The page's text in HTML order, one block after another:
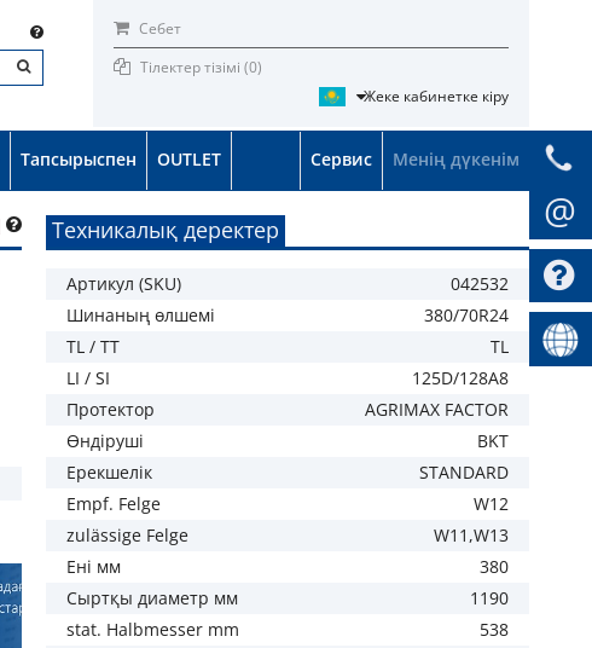
Себет
Тілектер тізімі (0)
Жеке кабинетке кіру
Тапсырыспен OUTLET Менің дүкенім
Сервис
Техникалық деректер
Артикул (SKU)
042532
Шинаның өлшемі
380/70R24
TL / TT
TL
LI / SI
125D/128A8
Протектор
AGRIMAX FACTOR
Өндіруші
BKT
Ерекшелік
STANDARD
Empf. Felge
W12
zulässige Felge
W11,W13
Ені мм
380
Сыртқы диаметр мм
1190
stat. Halbmesser mm
538
@